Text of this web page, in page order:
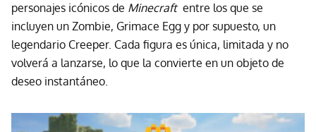
personajes icónicos de Minecraft entre los que se
incluyen un Zombie, Grimace Egg y por supuesto, un
legendario Creeper. Cada figura es única, limitada y no
volverá a lanzarse, lo que la convierte en un objeto de
deseo instantáneo.